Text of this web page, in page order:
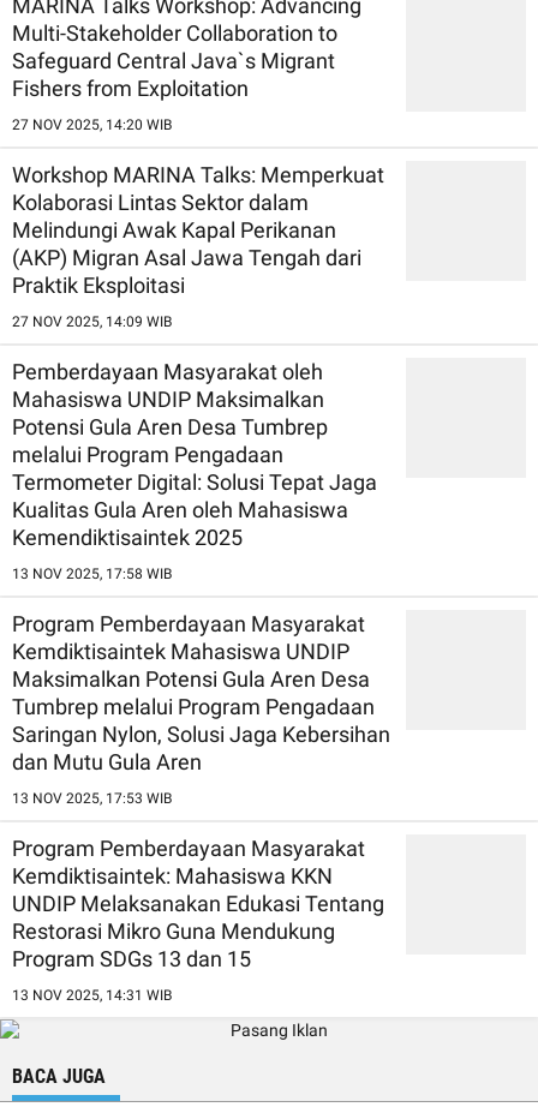
Multi-Stakeholder Collaboration to
Safeguard Central Java`s Migrant
Fishers from Exploitation
27 NOV 2025, 14:20 WIB
Workshop MARINA Talks: Memperkuat
Kolaborasi Lintas Sektor dalam
Melindungi Awak Kapal Perikanan
(AKP) Migran Asal Jawa Tengah dari
Praktik Eksploitasi
27 NOV 2025, 14:09 WIB
Pemberdayaan Masyarakat oleh
Mahasiswa UNDIP Maksimalkan
Potensi Gula Aren Desa Tumbrep
melalui Program Pengadaan
Termometer Digital: Solusi Tepat Jaga
Kualitas Gula Aren oleh Mahasiswa
Kemendiktisaintek 2025
13 NOV 2025, 17:58 WIB
Program Pemberdayaan Masyarakat
Kemdiktisaintek Mahasiswa UNDIP
Maksimalkan Potensi Gula Aren Desa
Tumbrep melalui Program Pengadaan
Saringan Nylon, Solusi Jaga Kebersihan
dan Mutu Gula Aren
13 NOV 2025, 17:53 WIB
Program Pemberdayaan Masyarakat
Kemdiktisaintek: Mahasiswa KKN
UNDIP Melaksanakan Edukasi Tentang
Restorasi Mikro Guna Mendukung
Program SDGs 13 dan 15
13 NOV 2025, 14:31 WIB
BACA JUGA